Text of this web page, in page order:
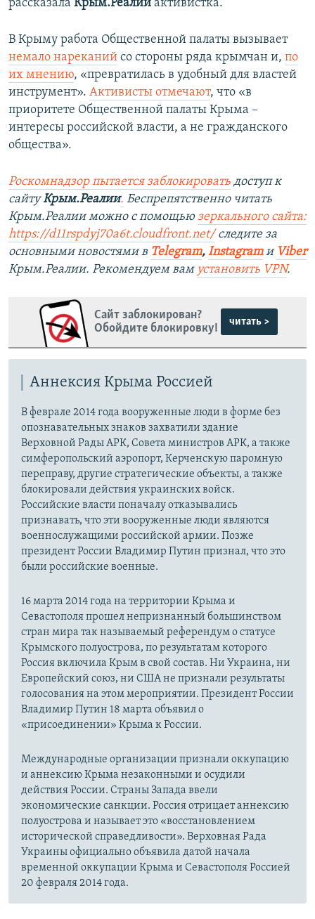
рассказала Крым.Реалии активистка.
В Крыму работа Общественной палаты вызывает
немало нареканий со стороны ряда крымчан и, по
их мнению, «превратилась в удобный для властей
инструмент». Активисты отмечают, что «в
приоритете Общественной палаты Крыма –
интересы российской власти, а не гражданского
общества».
Роскомнадзор пытается заблокировать доступ к
сайтуКрым.Реалии. Беспрепятственно читать
Крым.Реалии можно с помощью зеркального сайта:
https://d11rspdyj70a6t.cloudfront.net/следите за
основными новостями в Telegram, Instagramи Viber
Крым.Реалии. Рекомендуем вам установить VPN.
Сайт заблокирован?
Обойдите блокировку!
читать >
Аннексия Крыма Россией
В феврале 2014 года вооруженные люди в форме без
опознавательных знаков захватили здание
Верховной Рады АРК, Совета министров АРК, а также
симферопольский аэропорт, Керченскую паромную
переправу, другие стратегические объекты, а также
блокировали действия украинских войск.
Российские власти поначалу отказывались
признавать, что эти вооруженные люди являются
военнослужащими российской армии. Позже
президент России Владимир Путин признал, что это
были российские военные.
16 марта 2014 года на территории Крыма и
Севастополя прошел непризнанный большинством
стран мира так называемый референдум о статусе
Крымского полуострова, по результатам которого
Россия включила Крым в свой состав. Ни Украина, ни
Европейский союз, ни США не признали результаты
голосования на этом мероприятии. Президент России
Владимир Путин 18 марта объявил о
«присоединении» Крыма к России.
Международные организации признали оккупацию
и аннексию Крыма незаконными и осудили
действия России. Страны Запада ввели
экономические санкции. Россия отрицает аннексию
полуострова и называет это «восстановлением
исторической справедливости». Верховная Рада
Украины официально объявила датой начала
временной оккупации Крыма и Севастополя Россией
20 февраля 2014 года.